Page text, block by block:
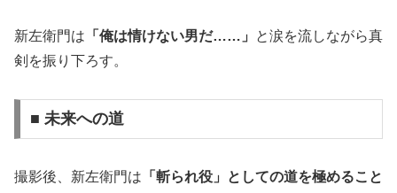
新左衛門は 「俺は情けない男だ……」
と涙を流しながら真
剣を振り下ろす。
■ 未来への道
撮影後、新左衛門は 「斬られ役」としての道を極めること